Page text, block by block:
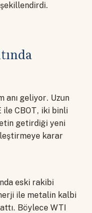
anı geliyor. Uzun
ile CBOT, iki binli
getirdiği yeni
karar
eski rakibi
ile metalin kalbi
Böylece WTI